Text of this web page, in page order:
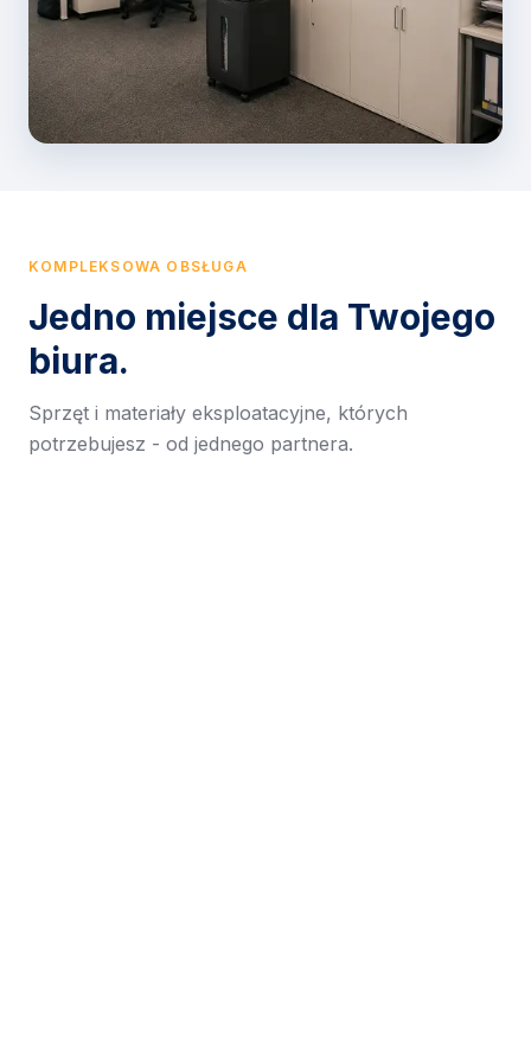
KOMPLEKSOWA OBSŁUGA
Jedno miejsce dla Twojego
biura.
Sprzęt i materiały eksploatacyjne, których
potrzebujesz - od jednego partnera.